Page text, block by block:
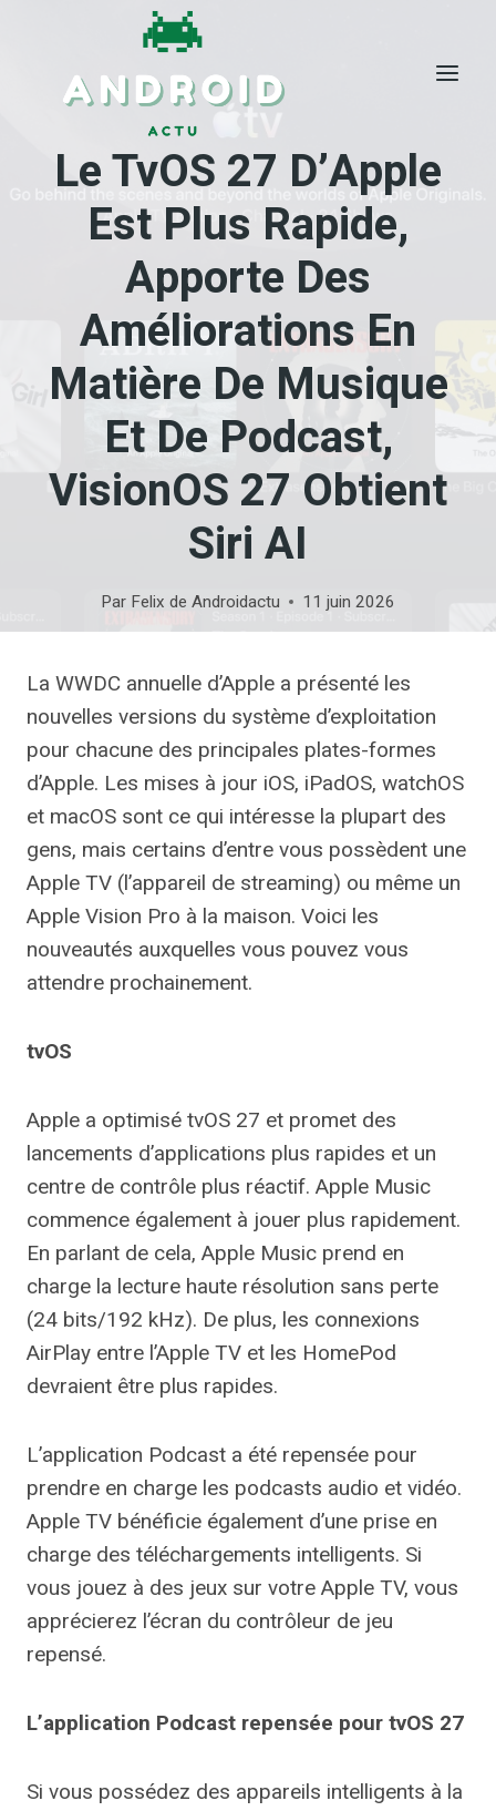
Le TvOS 27 D’Apple
Est Plus Rapide,
Apporte Des
Améliorations En
Matière De Musique
Et De Podcast,
VisionOS 27 Obtient
Siri AI
Par Felix de Androidactu 11 juin 2026
La WWDC annuelle d’Apple a présenté les
nouvelles versions du système d’exploitation
pour chacune des principales plates-formes
d’Apple. Les mises à jour iOS, iPadOS, watchOS
et macOS sont ce qui intéresse la plupart des
gens, mais certains d’entre vous possèdent une
Apple TV (l’appareil de streaming) ou même un
Apple Vision Pro à la maison. Voici les
nouveautés auxquelles vous pouvez vous
attendre prochainement.
tvOS
Apple a optimisé tvOS 27 et promet des
lancements d’applications plus rapides et un
centre de contrôle plus réactif. Apple Music
commence également à jouer plus rapidement.
En parlant de cela, Apple Music prend en
charge la lecture haute résolution sans perte
(24 bits/192 kHz). De plus, les connexions
AirPlay entre l’Apple TV et les HomePod
devraient être plus rapides.
L’application Podcast a été repensée pour
prendre en charge les podcasts audio et vidéo.
Apple TV bénéficie également d’une prise en
charge des téléchargements intelligents. Si
vous jouez à des jeux sur votre Apple TV, vous
apprécierez l’écran du contrôleur de jeu
repensé.
L’application Podcast repensée pour tvOS 27
Si vous possédez des appareils intelligents à la